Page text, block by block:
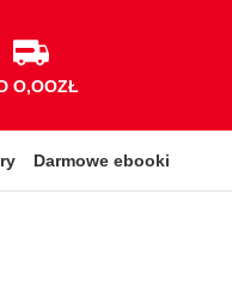
O,OOZŁ
Darmowe ebooki